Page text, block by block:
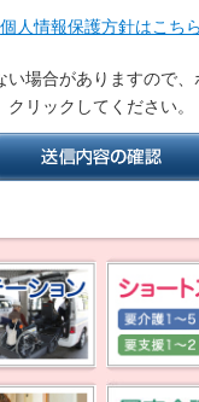
個人情報保護方針はこちら
い場合がありますので
クリックしてください。